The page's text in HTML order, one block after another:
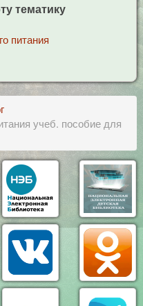
тематику
питания
учеб. пособие для